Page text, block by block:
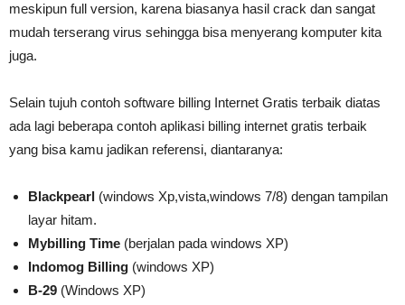
meskipun full version, karena biasanya hasil crack dan sangat
mudah terserang virus sehingga bisa menyerang komputer kita
juga.
Selain tujuh contoh software billing Internet Gratis terbaik diatas
ada lagi beberapa contoh aplikasi billing internet gratis terbaik
yang bisa kamu jadikan referensi, diantaranya:
Blackpearl (windows Xp,vista,windows 7/8) dengan tampilan
layar hitam.
Mybilling Time (berjalan pada windows XP)
Indomog Billing (windows XP)
B-29 (Windows XP)